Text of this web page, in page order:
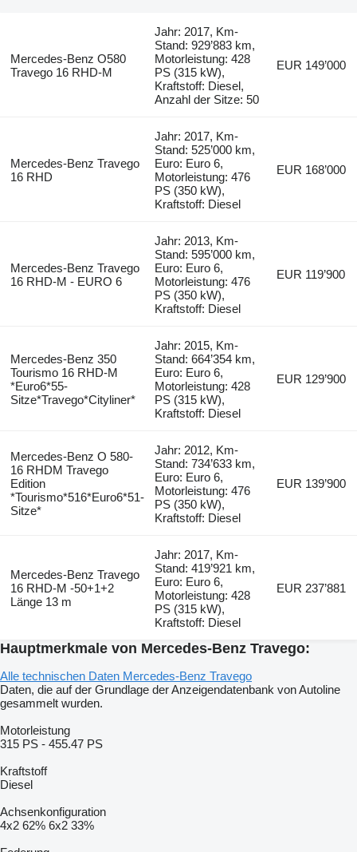
Mercedes-Benz O580
Travego 16 RHD-M
Jahr: 2017, Km-
Stand: 929’883 km,
Motorleistung: 428
PS (315 kW),
Kraftstoff: Diesel,
Anzahl der Sitze: 50
EUR 149’000
Mercedes-Benz Travego
16 RHD
Jahr: 2017, Km-
Stand: 525’000 km,
Euro: Euro 6,
Motorleistung: 476
PS (350 kW),
Kraftstoff: Diesel
EUR 168’000
Mercedes-Benz Travego
16 RHD-M - EURO 6
Jahr: 2013, Km-
Stand: 595’000 km,
Euro: Euro 6,
Motorleistung: 476
PS (350 kW),
Kraftstoff: Diesel
EUR 119’900
Mercedes-Benz 350
Tourismo 16 RHD-M
*Euro6*55-
Sitze*Travego*Cityliner*
Jahr: 2015, Km-
Stand: 664’354 km,
Euro: Euro 6,
Motorleistung: 428
PS (315 kW),
Kraftstoff: Diesel
EUR 129’900
Mercedes-Benz O 580-
16 RHDM Travego
Edition
*Tourismo*516*Euro6*51-
Sitze*
Jahr: 2012, Km-
Stand: 734’633 km,
Euro: Euro 6,
Motorleistung: 476
PS (350 kW),
Kraftstoff: Diesel
EUR 139’900
Mercedes-Benz Travego
16 RHD-M -50+1+2
Länge 13 m
Jahr: 2017, Km-
Stand: 419’921 km,
Euro: Euro 6,
Motorleistung: 428
PS (315 kW),
Kraftstoff: Diesel
EUR 237’881
Hauptmerkmale von Mercedes-Benz Travego:
Alle technischen Daten Mercedes-Benz Travego
Daten, die auf der Grundlage der Anzeigendatenbank von Autoline
gesammelt wurden.
Motorleistung
315 PS - 455.47 PS
Kraftstoff
Diesel
Achsenkonfiguration
4x2 62% 6x2 33%